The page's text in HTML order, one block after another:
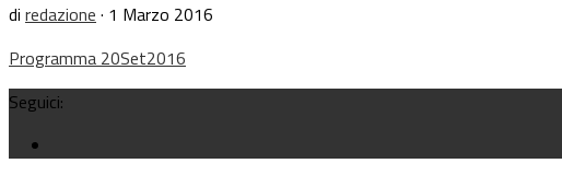
di redazione · 1 Marzo 2016
Programma 20Set2016
Seguici: